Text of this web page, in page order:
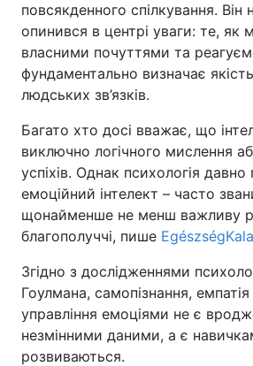
повсякденного спілкування. Він
опинився в центрі уваги: те, як
власними почуттями та
фундаментально визначає
людських зв’язків.
Багато хто досі вважає, що
виключно логічного мислення
успіхів. Однак психологія
емоційний інтелект – часто
щонайменше не менш важливу
благополуччі, пише
Згідно з дослідженнями
Гоулмана, самопізнання,
управління емоціями не є
незмінними даними, а є
розвиваються.